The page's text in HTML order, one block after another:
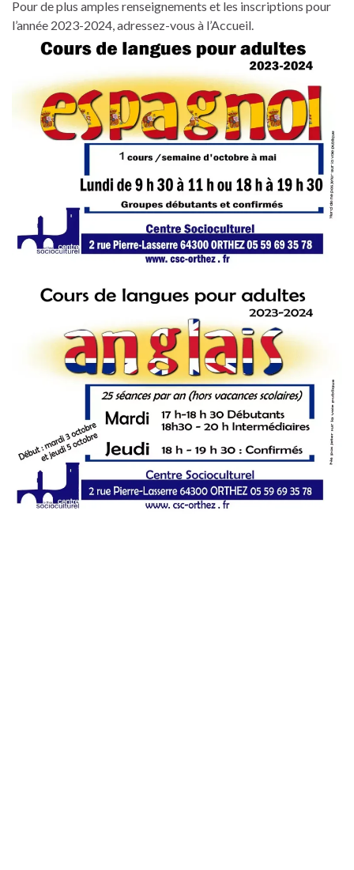
Pour de plus amples renseignements et les inscriptions pour
l’année 2023-2024, adressez-vous à l’Accueil.